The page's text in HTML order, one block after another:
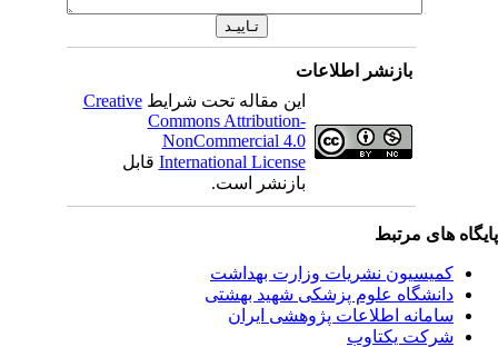
بازنشر اطلاعات
این مقاله تحت شرایطCreative
Commons Attribution-
NonCommercial 4.0
International Licenseقابل
بازنشر است.
های مرتبط
کمیسیون نشریات وزارت بهداشت
دانشگاه علوم پزشکی شهید بهشتی
سامانه اطلاعات پژوهشی ایران
شرکت یکتاوب